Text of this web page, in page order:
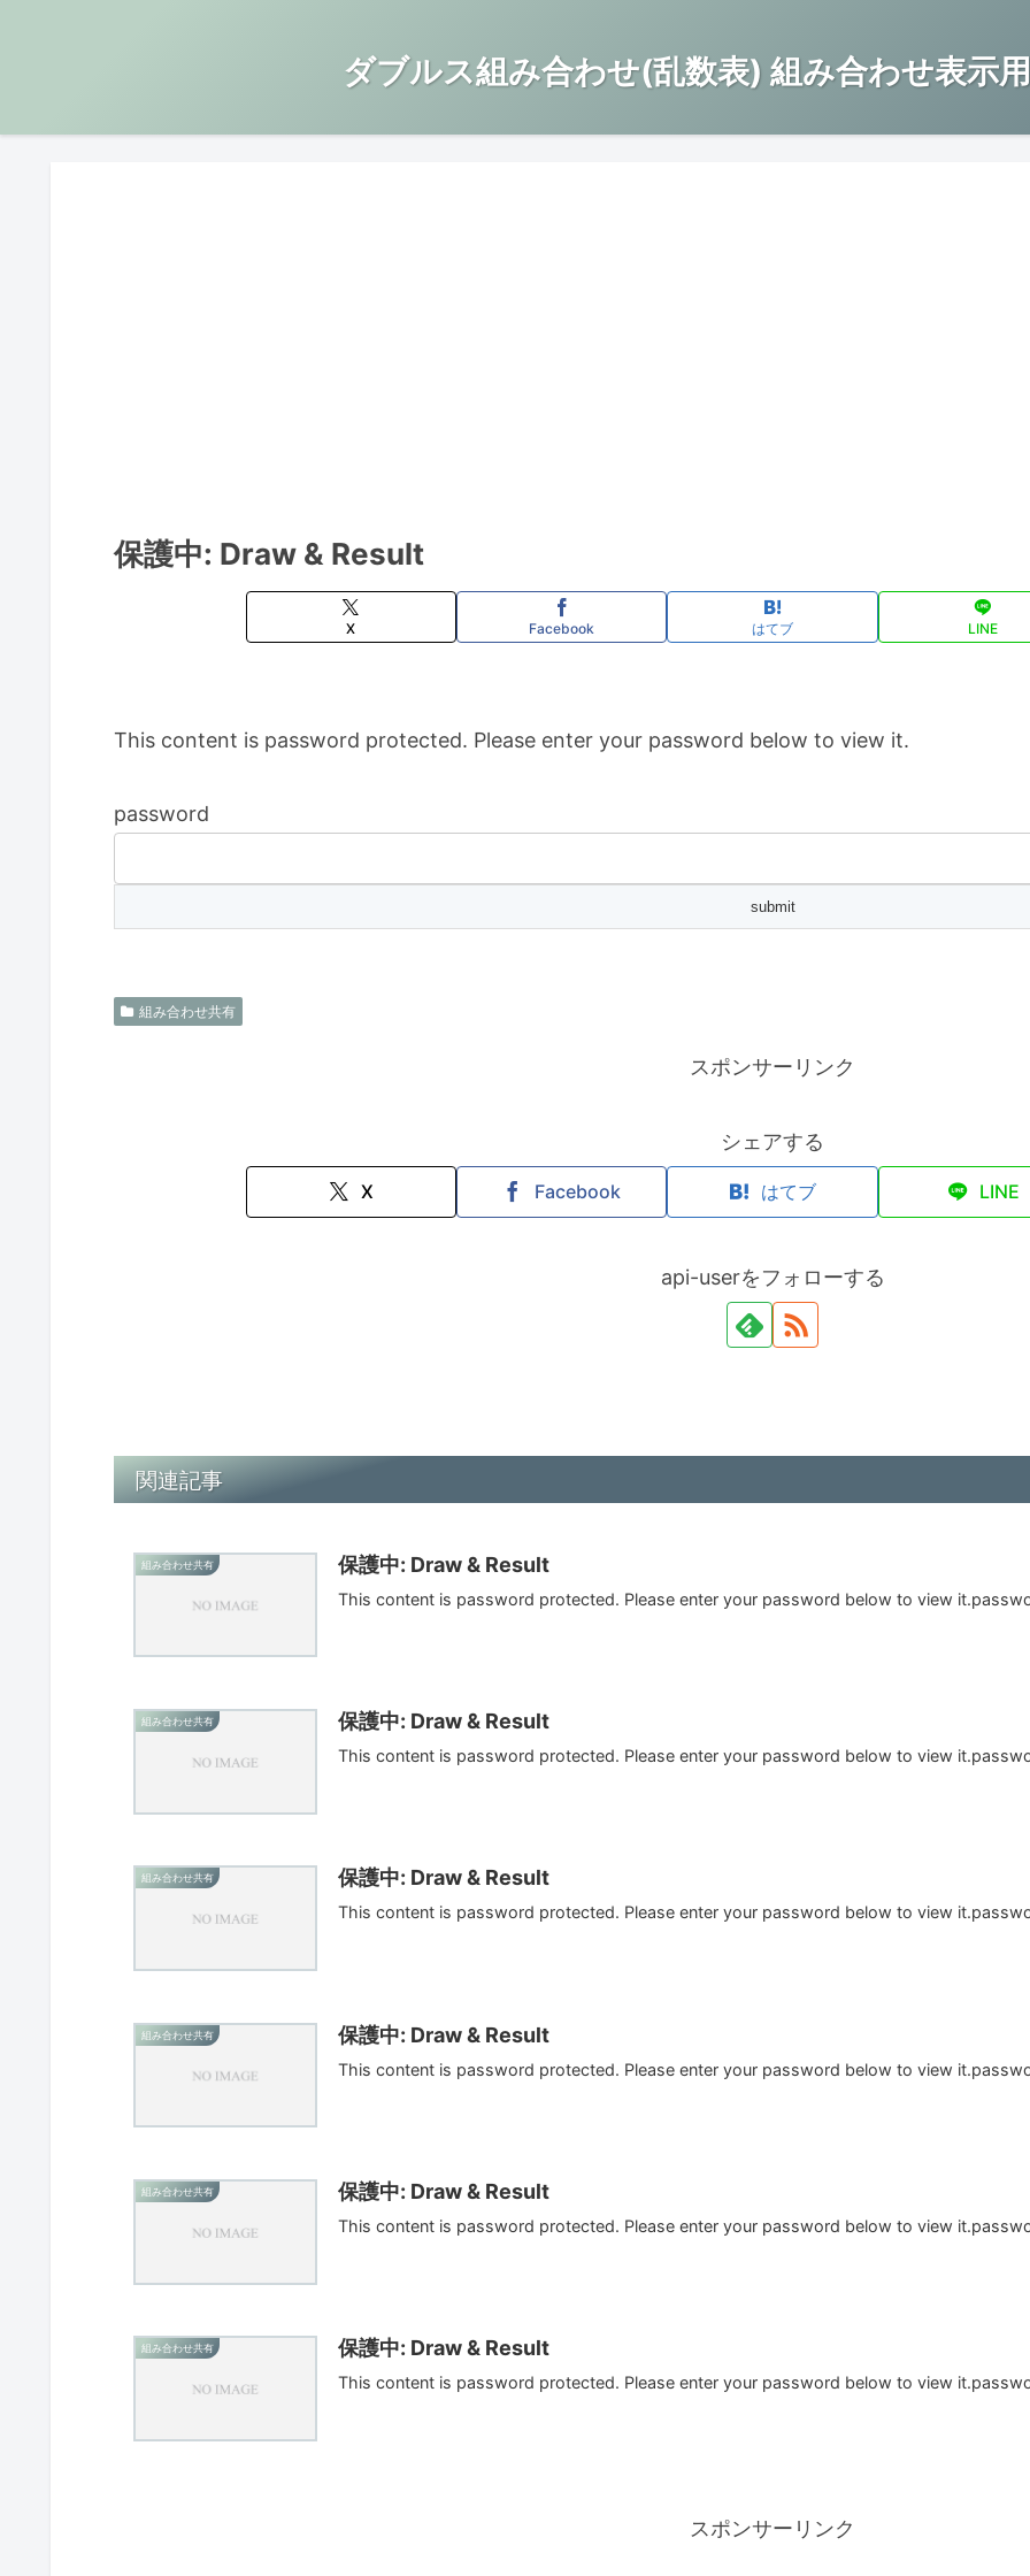
ダブルス組み合わせ(乱数表) 組み合わせ表示
保護中: Draw & Result
X Facebook はてブ LINE
This content is password protected. Please enter your password below to view it.
password
組み合わせ共有
スポンサーリンク
シェアする
X Facebook はてブ LINE
api-userをフォローする
関連記事
組み合わせ共有 保護中: Draw & Result
This content is password protected. Please enter your password below to view
組み合わせ共有 保護中: Draw & Result
This content is password protected. Please enter your password below to view
組み合わせ共有 保護中: Draw & Result
This content is password protected. Please enter your password below to view
組み合わせ共有 保護中: Draw & Result
This content is password protected. Please enter your password below to view
組み合わせ共有 保護中: Draw & Result
This content is password protected. Please enter your password below to view
組み合わせ共有 保護中: Draw & Result
This content is password protected. Please enter your password below to view
スポンサーリンク